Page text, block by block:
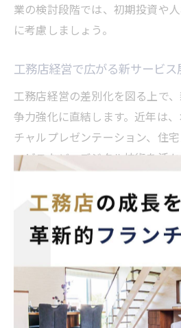
業の検討段階では、初期投資や
に考慮しましょう。
工務店経営で広がる新サービス
工務店経営の差別化を図る上で
争力強化に直結します。近年は
チャルプレゼンテーション、住
ービスなど、デジタル技術を活
向上と業務効率化の両立が可能
新サービス展開時には、現場ス
導入、情報発信の工夫が求めら
例の動画公開やSNS活用による集
フォローアップ体制の構築が挙げ
り、既存顧客の満足度向上と新